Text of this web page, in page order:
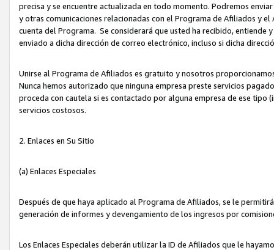
precisa y se encuentre actualizada en todo momento. Podremos
y otras comunicaciones relacionadas con el Programa de Afiliados y
cuenta del Programa. Se considerará que usted ha recibido, entiende
enviado a dicha dirección de correo electrónico, incluso si dicha
Unirse al Programa de Afiliados es gratuito y nosotros
Nunca hemos autorizado que ninguna empresa preste servicios
proceda con cautela si es contactado por alguna empresa de ese
servicios costosos.
2. Enlaces en Su Sitio
(a) Enlaces Especiales
Después de que haya aplicado al Programa de Afiliados, se le
generación de informes y devengamiento de los ingresos por
Los Enlaces Especiales deberán utilizar la ID de Afiliados que le